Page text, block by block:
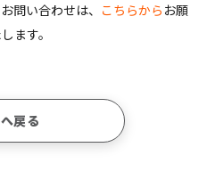
問い合わせは、 こちらから お願
ます。
戻る